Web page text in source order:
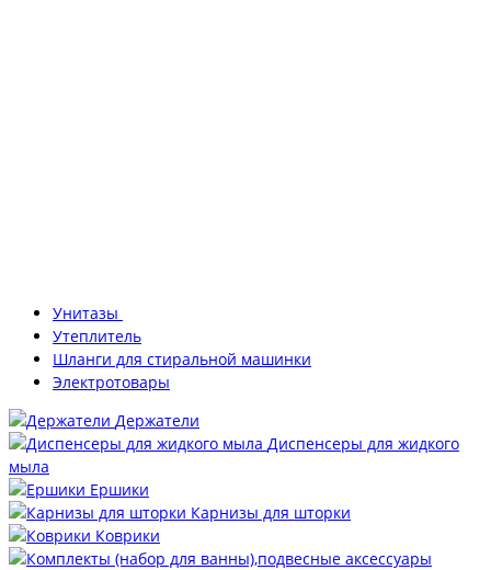
Унитазы
Утеплитель
Шланги для стиральной машинки
Электротовары
Держатели
Диспенсеры для жидкого
мыла
Ершики
Карнизы для шторки
Коврики